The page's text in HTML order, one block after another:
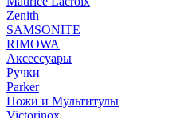
Zenith
SAMSONITE
RIMOWA
Аксессуары
Ручки
Parker
Ножи и Мультитулы
Victorinox